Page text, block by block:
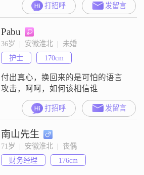
打招呼 发留言
Pabu
36岁  |  安徽淮北  |  未婚
护士
170cm
付出真心，换回来的是可怕的语言
攻击，呵呵，如何该相信谁
打招呼 发留言
南山先生
71岁  |  安徽淮北  |  丧偶
财务经理
176cm